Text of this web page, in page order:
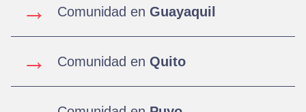
→ Comunidad en Guayaquil
→ Comunidad en Quito